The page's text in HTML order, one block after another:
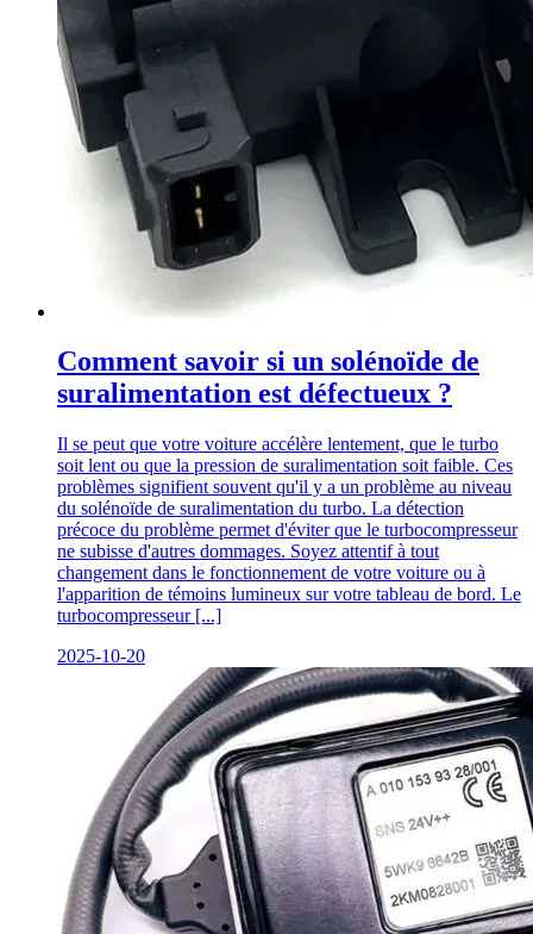
Comment savoir si un solénoïde de
suralimentation est défectueux ?
Il se peut que votre voiture accélère lentement, que le turbo
soit lent ou que la pression de suralimentation soit faible. Ces
problèmes signifient souvent qu'il y a un problème au niveau
du solénoïde de suralimentation du turbo. La détection
précoce du problème permet d'éviter que le turbocompresseur
ne subisse d'autres dommages. Soyez attentif à tout
changement dans le fonctionnement de votre voiture ou à
l'apparition de témoins lumineux sur votre tableau de bord. Le
turbocompresseur [...]
2025-10-20